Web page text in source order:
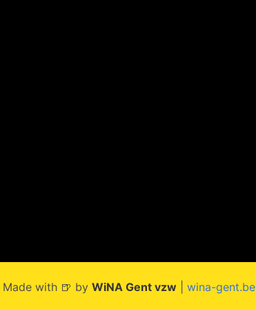
with 🍺 by WiNA Gent vzw wina-gent.be